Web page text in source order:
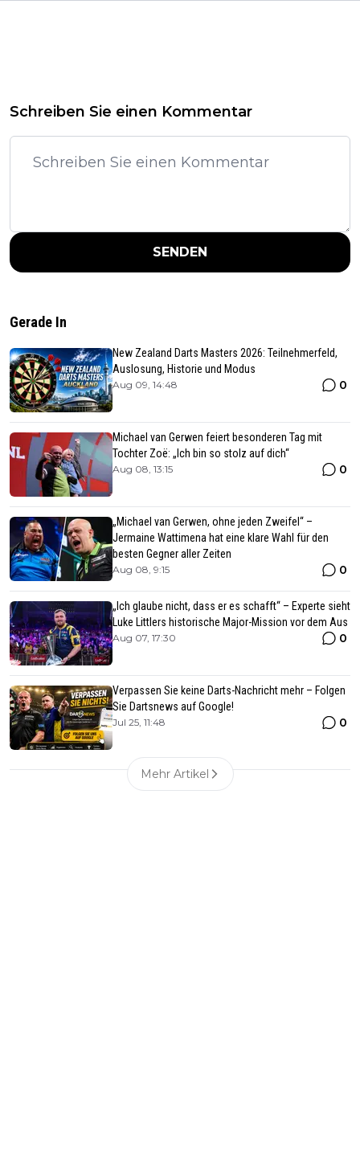
Schreiben Sie einen Kommentar
SENDEN
Gerade In
New Zealand Darts Masters 2026: Teilnehmerfeld,
Auslosung, Historie und Modus
Aug 09, 14:48 0
Michael van Gerwen feiert besonderen Tag mit
Tochter Zoë: „Ich bin so stolz auf dich“
Aug 08, 13:15 0
„Michael van Gerwen, ohne jeden Zweifel“ –
Jermaine Wattimena hat eine klare Wahl für den
besten Gegner aller Zeiten
Aug 08, 9:15 0
„Ich glaube nicht, dass er es schafft“ – Experte sieht
Luke Littlers historische Major-Mission vor dem Aus
Aug 07, 17:30 0
Verpassen Sie keine Darts-Nachricht mehr – Folgen
Sie Dartsnews auf Google!
Jul 25, 11:48 0
Mehr Artikel